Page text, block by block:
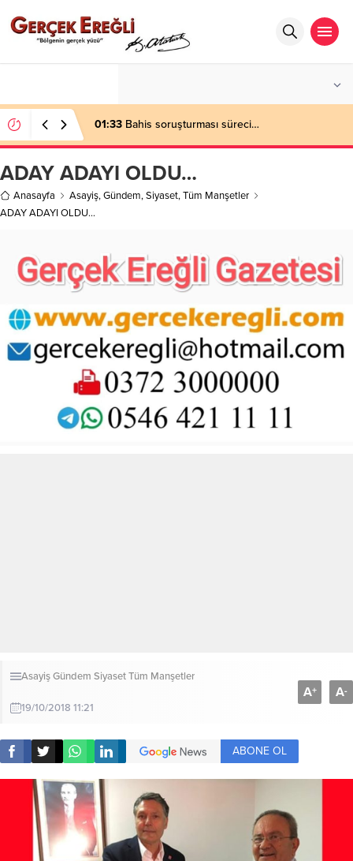
01:33 Bahis soruşturması süreci…
ADAY ADAYI OLDU…
Anasayfa Asayiş,Gündem,Siyaset,Tüm Manşetler
ADAY ADAYI OLDU…
AsayişGündem SiyasetTüm Manşetler
19/10/2018 11:21
A+ A-
ABONE OL